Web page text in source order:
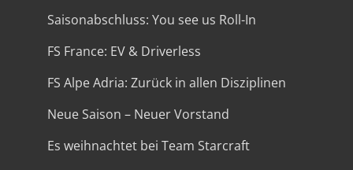
Saisonabschluss: You see us Roll-In
FS France: EV & Driverless
FS Alpe Adria: Zurück in allen Disziplinen
Neue Saison – Neuer Vorstand
Es weihnachtet bei Team Starcraft